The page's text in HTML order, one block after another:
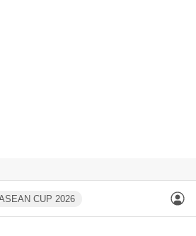
CUP 2026